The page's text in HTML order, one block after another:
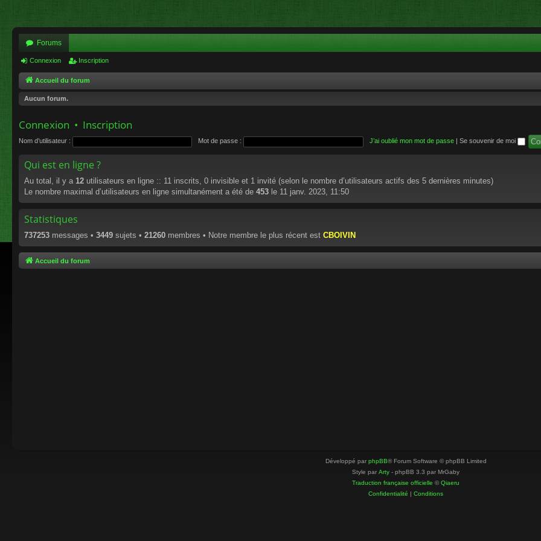
Forums
Connexion Inscription
Accueil du forum
Aucun forum.
Connexion • Inscription
Nom d’utilisateur : Mot de passe : J’ai oublié mon mot de passe Se souvenir de moi
Qui est en ligne ?
Au total, il y a 12 utilisateurs en ligne :: 11 inscrits, 0 invisible et 1 invité (selon le nombre d’utilisateurs actifs des 5 dernières minutes)
Le nombre maximal d’utilisateurs en ligne simultanément a été de 453 le 11 janv. 2023, 11:50
Statistiques
737253 messages • 3449 sujets • 21260 membres • Notre membre le plus récent est CBOIVIN
Accueil du forum
Développé par phpBB® Forum Software © phpBB Limited
Style par Arty - phpBB 3.3 par MrGaby
Traduction française officielle ©Qiaeru
Confidentialité | Conditions